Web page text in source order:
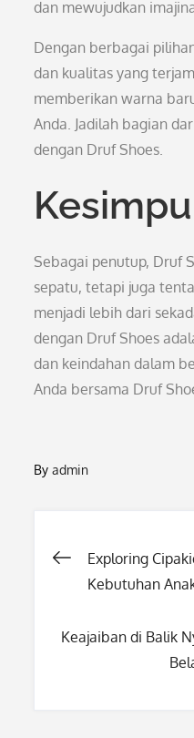
dan mewujudkan
Dengan berbagai
dan kualitas yang
memberikan warna
Anda. Jadilah bagian
dengan Druf Shoes.
Sebagai penutup, Druf
sepatu, tetapi juga
menjadi lebih dari
dengan Druf Shoes
dan keindahan dalam
Anda bersama Druf
Byadmin
Post
Exploring
Kebutuhan
Keajaiban di Balik